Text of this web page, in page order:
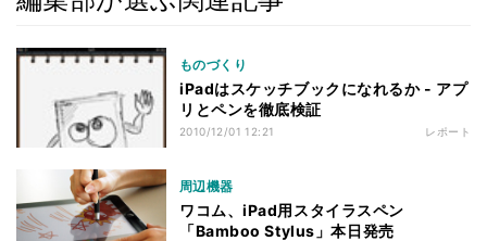
ものづくり
iPadはスケッチブックになれるか - アプ
リとペンを徹底検証
2010/12/01 12:21 レポート
周辺機器
ワコム、iPad用スタイラスペン
「Bamboo Stylus」本日発売